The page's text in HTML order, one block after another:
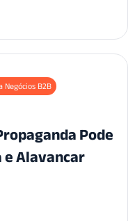
Negócios B2B
Pode
e Alavancar